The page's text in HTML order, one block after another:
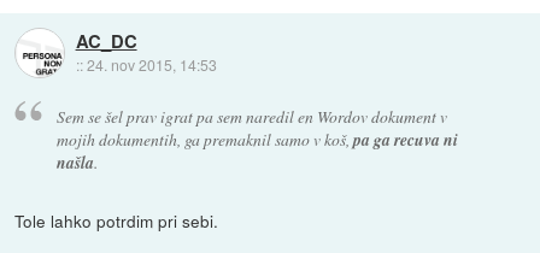
AC_DC
::24. nov 2015, 14:53
Sem se šel prav igrat pa sem naredil en Wordov dokument v
mojih dokumentih, ga premaknil samo v koš,pa ga recuva ni
našla.
Tole lahko potrdim pri sebi.